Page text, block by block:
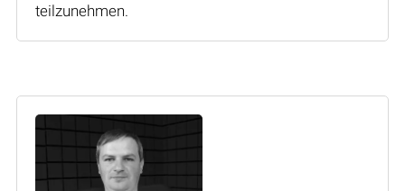
teilzunehmen.